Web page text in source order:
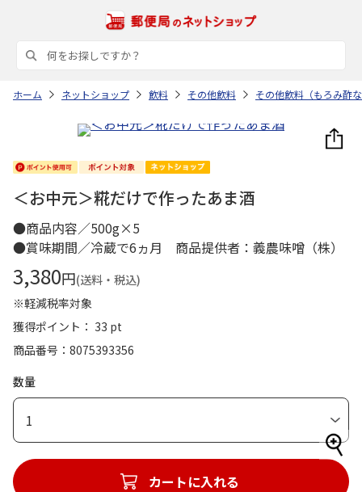
ホーム ネットショップ 飲料 その他飲料 その他飲料（もろみ酢
＜お中元＞糀だけで作ったあま酒
●商品内容／500g×5
●賞味期間／冷蔵で6ヵ月 商品提供者：義農味噌（株）
3,380円(送料・税込)
※軽減税率対象
獲得ポイント： 33 pt
商品番号
8075393356
数量
1
カートに入れる